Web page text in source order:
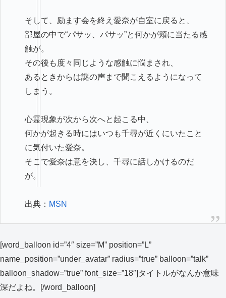
そして、励ます会を終え愛奈が自室に戻ると、
部屋の中で“パサッ、パサッ”と何かが頬に当たる感
触が。
その後も度々同じような感触に悩まされ、
あるときからは謎の声まで聞こえるようになって
しまう。
心霊現象が次から次へと起こる中、
何かが起きる時にはいつも千尋が近くにいたこと
に気付いた愛奈。
そこで愛奈は意を決し、千尋に話しかけるのだ
が。
出典： MSN
[word_balloon id=”4″ size=”M” position=”L”
name_position=”under_avatar” radius=”true” balloon=”talk”
balloon_shadow=”true” font_size=”18″]タイトルがなんか意味
深だよね。[/word_balloon]